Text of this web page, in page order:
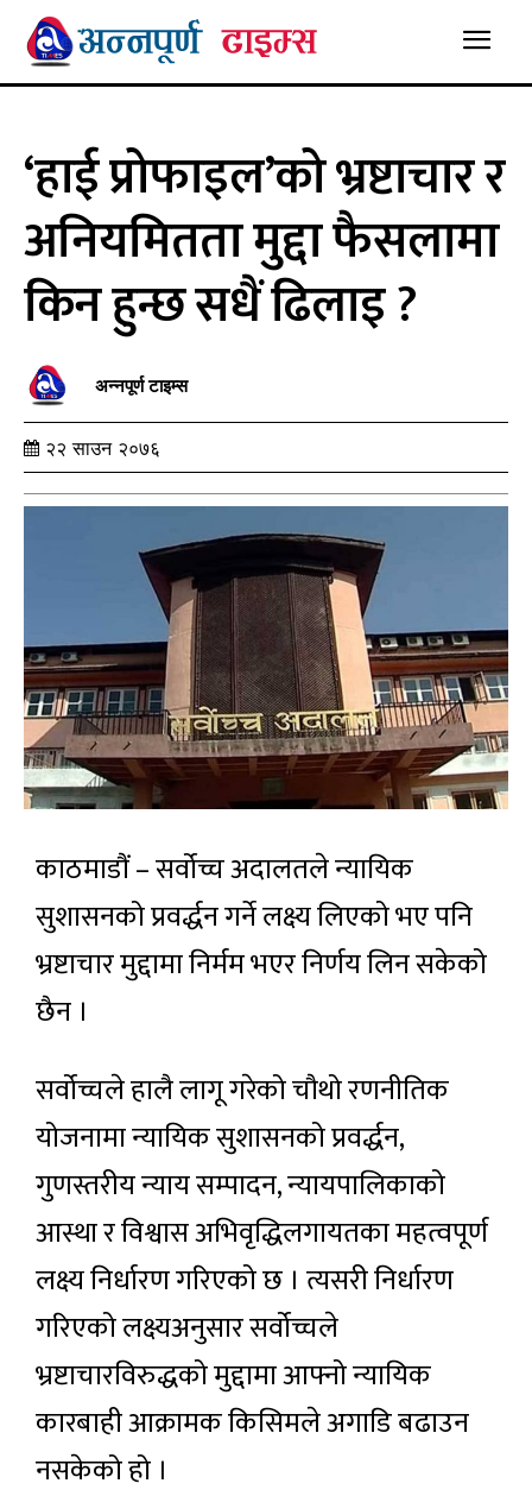
‘हाई प्रोफाइल’को भ्रष्टाचार र
अनियमितता मुद्दा फैसलामा
किन हुन्छ सधैं ढिलाइ ?
अन्नपूर्ण टाइम्स
२२ साउन २०७६
काठमाडौं – सर्वोच्च अदालतले न्यायिक
सुशासनको प्रवर्द्धन गर्ने लक्ष्य लिएको भए पनि
भ्रष्टाचार मुद्दामा निर्मम भएर निर्णय लिन सकेको
छैन ।
सर्वोच्चले हालै लागू गरेको चौथो रणनीतिक
योजनामा न्यायिक सुशासनको प्रवर्द्धन,
गुणस्तरीय न्याय सम्पादन, न्यायपालिकाको
आस्था र विश्वास अभिवृद्धिलगायतका महत्वपूर्ण
लक्ष्य निर्धारण गरिएको छ । त्यसरी निर्धारण
गरिएको लक्ष्यअनुसार सर्वोच्चले
भ्रष्टाचारविरुद्धको मुद्दामा आफ्नो न्यायिक
कारबाही आक्रामक किसिमले अगाडि बढाउन
नसकेको हो ।